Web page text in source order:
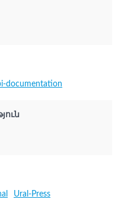
documentation
Ural-Press